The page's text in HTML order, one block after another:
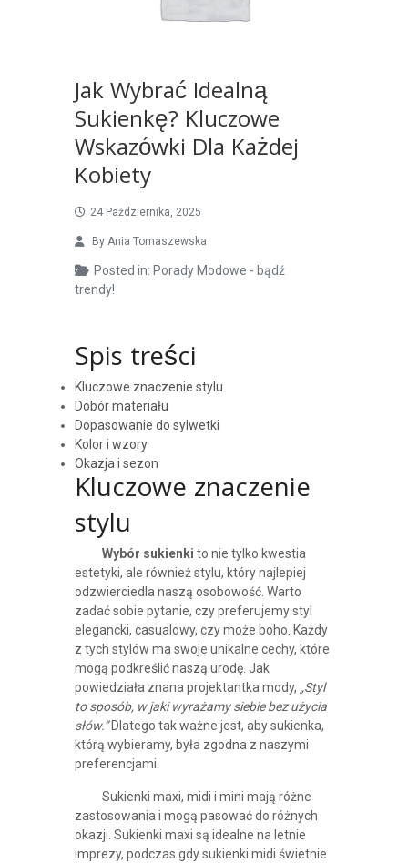
Jak Wybrać Idealną
Sukienkę? Kluczowe
Wskazówki Dla Każdej
Kobiety
24 Października, 2025
By Ania Tomaszewska
Posted in: Porady Modowe - bądź
trendy!
Spis treści
Kluczowe znaczenie stylu
Dobór materiału
Dopasowanie do sylwetki
Kolor i wzory
Okazja i sezon
Kluczowe znaczenie
stylu
Wybór sukienki to nie tylko kwestia
estetyki, ale również stylu, który najlepiej
odzwierciedla naszą osobowość. Warto
zadać sobie pytanie, czy preferujemy styl
elegancki, casualowy, czy może boho. Każdy
z tych stylów ma swoje unikalne cechy, które
mogą podkreślić naszą urodę. Jak
powiedziała znana projektantka mody, „Styl
to sposób, w jaki wyrażamy siebie bez użycia
słów.”Dlatego tak ważne jest, aby sukienka,
którą wybieramy, była zgodna z naszymi
preferencjami.
Sukienki maxi, midi i mini mają różne
zastosowania i mogą pasować do różnych
okazji. Sukienki maxi są idealne na letnie
imprezy, podczas gdy sukienki midi świetnie